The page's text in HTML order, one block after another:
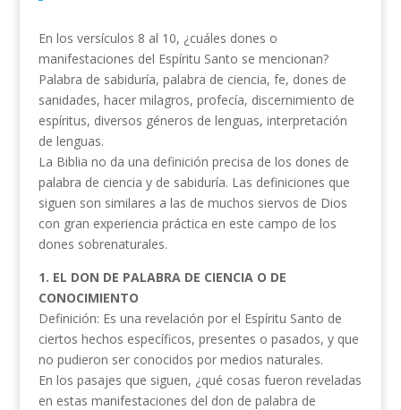
En los versículos 8 al 10, ¿cuáles dones o
manifestaciones del Espíritu Santo se mencionan?
Palabra de sabiduría, palabra de ciencia, fe, dones de
sanidades, hacer milagros, profecía, discernimiento de
espíritus, diversos géneros de lenguas, interpretación
de lenguas.
La Biblia no da una definición precisa de los dones de
palabra de ciencia y de sabiduría. Las definiciones que
siguen son similares a las de muchos siervos de Dios
con gran experiencia práctica en este campo de los
dones sobrenaturales.
1. EL DON DE PALABRA DE CIENCIA O DE
CONOCIMIENTO
Definición: Es una revelación por el Espíritu Santo de
ciertos hechos específicos, presentes o pasados, y que
no pudieron ser conocidos por medios naturales.
En los pasajes que siguen, ¿qué cosas fueron reveladas
en estas manifestaciones del don de palabra de